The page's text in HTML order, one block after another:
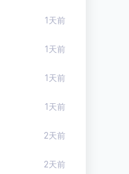
1天前
1天前
1天前
1天前
2天前
2天前